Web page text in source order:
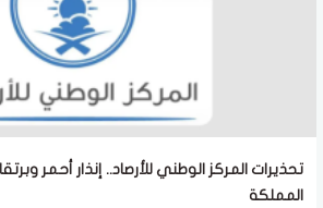
تحذيرات المركز الوطني للأرصاد.. إنذار أحمر
المملكة